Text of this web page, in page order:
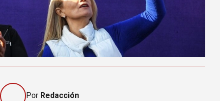
Por Redacción